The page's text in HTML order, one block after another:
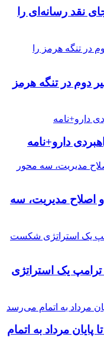
نقد رسانه‌ای را
دوم در تنگه هرمز
دارو+نامه
اصلاح مدیریت، سه
یک استراتژی
پایان مرداد به اتمام